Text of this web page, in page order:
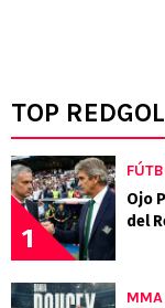
TOP REDGOL
1
Ojo
del
MMA